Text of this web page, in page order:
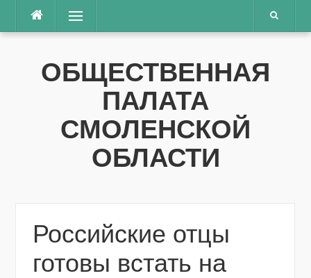
Перейти
содержимому
Меню
ОБЩЕСТВЕННАЯ
ПАЛАТА
СМОЛЕНСКОЙ
ОБЛАСТИ
Российские отцы
готовы встать на